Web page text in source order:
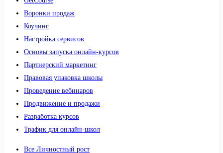
Воронки продаж
Коучинг
Настройка сервисов
Основы запуска онлайн-курсов
Партнерский маркетинг
Правовая упаковка школы
Проведение вебинаров
Продвижение и продажи
Разработка курсов
Трафик для онлайн-школ
Все Личностный рост